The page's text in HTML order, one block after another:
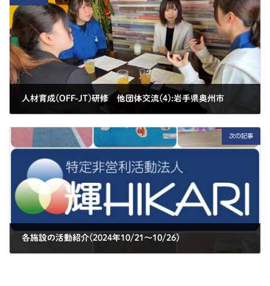
人材育成(OFF-JT)研修 他団体交流(4):岩手県奥州市
次の記事
各施設の活動紹介(2024年10/21～10/26)